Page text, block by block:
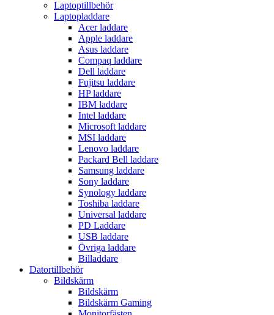
Laptoptillbehör
Laptopladdare
Acer laddare
Apple laddare
Asus laddare
Compaq laddare
Dell laddare
Fujitsu laddare
HP laddare
IBM laddare
Intel laddare
Microsoft laddare
MSI laddare
Lenovo laddare
Packard Bell laddare
Samsung laddare
Sony laddare
Synology laddare
Toshiba laddare
Universal laddare
PD Laddare
USB laddare
Övriga laddare
Billaddare
Datortillbehör
Bildskärm
Bildskärm
Bildskärm Gaming